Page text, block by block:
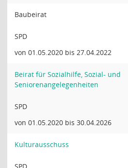
Baubeirat
SPD
von 01.05.2020 bis 27.04.2022
Beirat für Sozialhilfe, Sozial- und
Seniorenangelegenheiten
SPD
von 01.05.2020 bis 30.04.2026
Kulturausschuss